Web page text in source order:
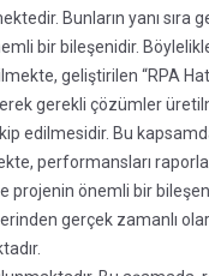
Bunların yanı sıra
bir bileşenidir.
geliştirilen “RPA
gerekli çözümler
edilmesidir. Bu
performansları
projenin önemli bir
gerçek zamanlı